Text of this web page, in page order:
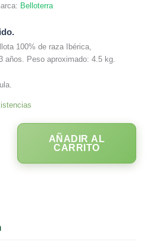
Belloterra
100% de raza Ibérica,
años. Peso aproximado: 4.5 kg.
AÑADIR AL
CARRITO